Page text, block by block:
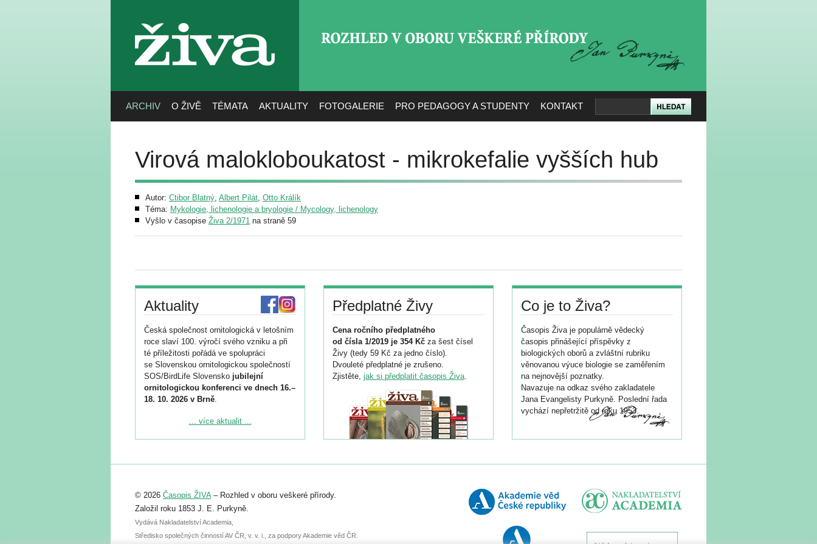
živa
ARCHIV O ŽIVĚ TÉMATA AKTUALITY FOTOGALERIE PRO PEDAGOGY A STUDENTY KONTAKT
Virová malokloboukatost - mikrokefalie vyšších hub
Autor: Ctibor Blatný, Albert Pilát, Otto Králík
Téma: Mykologie, lichenologie a bryologie / Mycology, lichenology
Vyšlo v časopise Živa 2/1971 na straně 59
Aktuality
Česká společnost ornitologická v letošním
roce slaví 100. výročí svého vzniku a při
té příležitosti pořádá ve spolupráci
se Slovenskou ornitologickou společností
SOS/BirdLife Slovensko jubilejní
ornitologickou konferenci ve dnech 16.–
18. 10. 2026 v Brně.
Podrobnější informace ke konferenci
Registrovat se můžete do 6. září.
abstraktu přihlášené přednášky nebo
posteru je už 30. června.
... více aktualit ...
Předplatné Živy
Cena ročního předplatného
od čísla 1/2019 je 354 Kč za šest čísel
Živy (tedy 59 Kč za jedno číslo).
Dvouleté předplatné je zrušeno.
Zjistěte, jak si předplatit časopis Živa.
Co je to Živa?
Časopis Živa je populárně vědecký
časopis přinášející příspěvky z
biologických oborů a zvláštní rubriku
věnovanou výuce biologie se zaměřením
na nejnovější poznatky.
Navazuje na odkaz svého zakladatele
Jana Evangelisty Purkyně. Poslední řada
vychází nepřetržitě od roku 1953.
© 2026 Časopis ŽIVA– Rozhled v oboru veškeré přírody.
Založil roku 1853 J. E. Purkyně.
Vydává Nakladatelství Academia,
Středisko společných činností AV ČR, v. v. i., za podpory Akademie věd ČR.